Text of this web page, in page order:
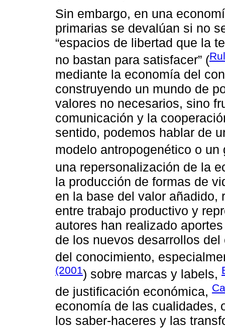
Sin embargo, en una
primarias se devalúan si no
“espacios de libertad que la
no bastan para satisfacer” (
mediante la economía del
construyendo un mundo de
valores no necesarios, sino
comunicación y la
sentido, podemos hablar de
modelo antropogenético o un
una repersonalización de la
la producción de formas de
en la base del valor
entre trabajo productivo y
autores han realizado
de los nuevos desarrollos
del conocimiento,
(2001) sobre marcas y labels,
de justificación económica,
economía de las cualidades,
los saber-haceres y las